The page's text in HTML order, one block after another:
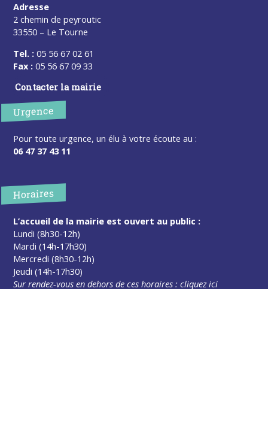
Adresse
2 chemin de peyroutic
33550 – Le Tourne
Tel. : 05 56 67 02 61
Fax : 05 56 67 09 33
Contacter la mairie
Urgence
Pour toute urgence, un élu à votre écoute au :
06 47 37 43 11
Horaires
L’accueil de la mairie est ouvert au public :
Lundi (8h30-12h)
Mardi (14h-17h30)
Mercredi (8h30-12h)
Jeudi (14h-17h30)
Sur rendez-vous en dehors de ces horaires :cliquez ici